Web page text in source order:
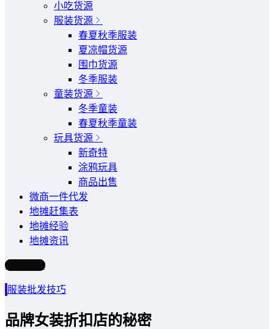
小吃货源
服装货源
春夏秋季服装
夏凉帽货源
围巾货源
冬季服装
童装货源
冬季童装
春夏秋季童装
玩具货源
新奇特
涂鸦玩具
商品出售
微商一件代发
地摊赶集表
地摊经验
地摊资讯
写文章
服装批发技巧
品牌女装折扣店的秘密